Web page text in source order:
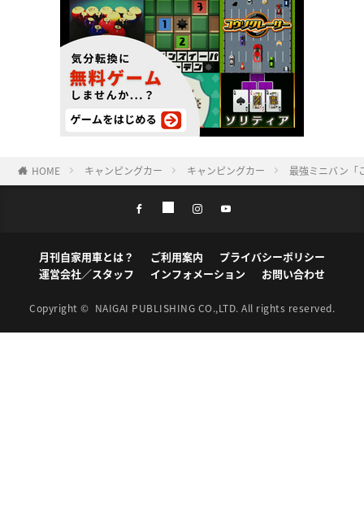
HOME キャンピングカー キャンピングカー 最強ミニバン「
月刊自家用車とは？ ご利用案内
プライバシーポリシー
運営会社／スタッフ
インフォメーション お問い合わせ
Copyright © NAIGAI PUBLISHING CO.,LTD. All rights reserved.